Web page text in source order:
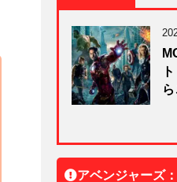
アベンジャーズ：